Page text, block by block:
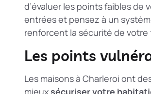
d’évaluer les points faibles
entrées et pensez à un
renforcent la sécurité de votre
Les points
Les maisons à Charleroi ont
mieux sécuriser votre